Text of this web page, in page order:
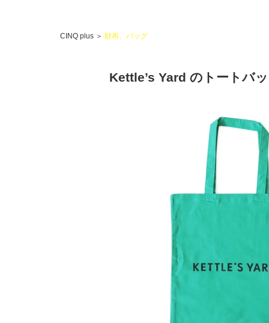
CINQ plus ＞ 財布、バッグ
Kettle’s Yard のトートバ